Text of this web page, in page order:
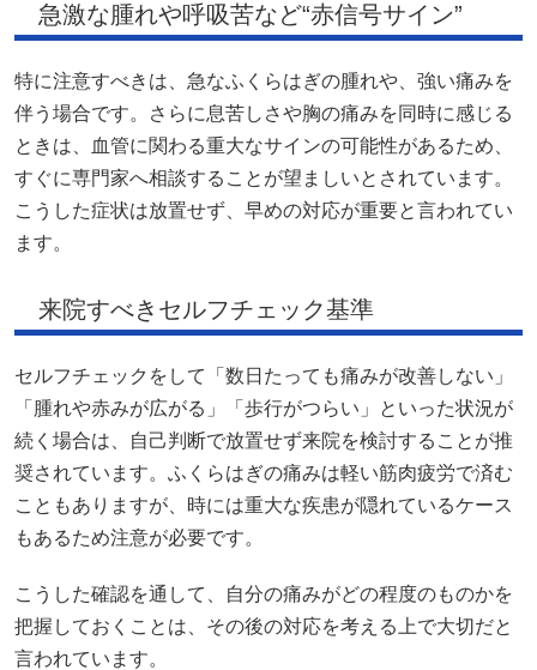
急激な腫れや呼吸苦など“赤信号サイン”
特に注意すべきは、急なふくらはぎの腫れや、強い痛みを
伴う場合です。さらに息苦しさや胸の痛みを同時に感じる
ときは、血管に関わる重大なサインの可能性があるため、
すぐに専門家へ相談することが望ましいとされています。
こうした症状は放置せず、早めの対応が重要と言われてい
ます。
来院すべきセルフチェック基準
セルフチェックをして「数日たっても痛みが改善しない」
「腫れや赤みが広がる」「歩行がつらい」といった状況が
続く場合は、自己判断で放置せず来院を検討することが推
奨されています。ふくらはぎの痛みは軽い筋肉疲労で済む
こともありますが、時には重大な疾患が隠れているケース
もあるため注意が必要です。
こうした確認を通して、自分の痛みがどの程度のものかを
把握しておくことは、その後の対応を考える上で大切だと
言われています。